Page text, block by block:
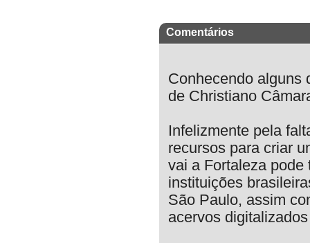
Comentários
Conhecendo alguns
de Christiano
Infelizmente pela
recursos para criar
vai a Fortaleza pode
instituições
São Paulo, assim
acervos